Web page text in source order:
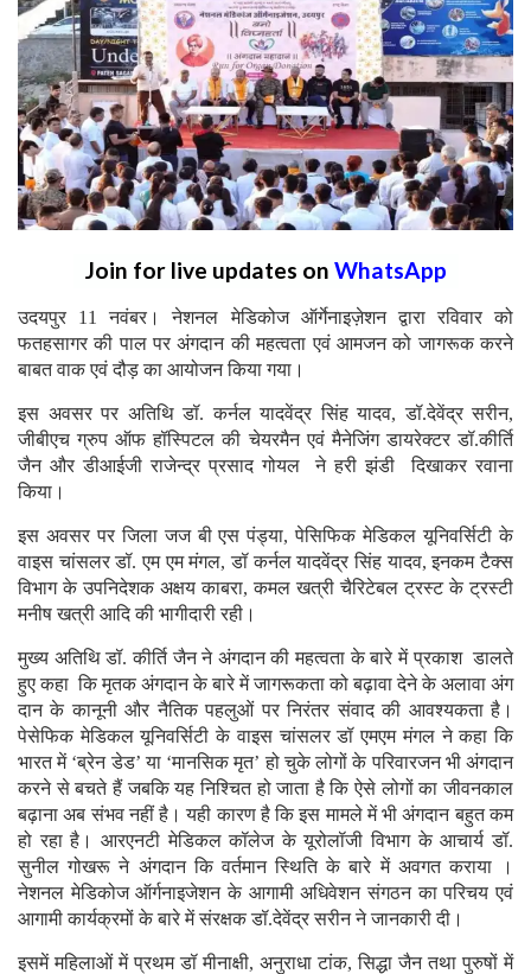
Join for live updates on WhatsApp
उदयपुर 11 नवंबर। नेशनल मेडिकोज ऑर्गेनाइज़ेशन द्वारा रविवार को
फतहसागर की पाल पर अंगदान की महत्वता एवं आमजन को जागरूक करने
बाबत वाक एवं दौड़ का आयोजन किया गया।
इस अवसर पर अतिथि डॉ. कर्नल यादवेंद्र सिंह यादव, डॉ.देवेंद्र सरीन,
जीबीएच ग्रुप ऑफ हॉस्पिटल की चेयरमैन एवं मैनेजिंग डायरेक्टर डॉ.कीर्ति
जैन और डीआईजी राजेन्द्र प्रसाद गोयल ने हरी झंडी दिखाकर रवाना
किया।
इस अवसर पर जिला जज बी एस पंड्या, पेसिफिक मेडिकल यूनिवर्सिटी के
वाइस चांसलर डॉ. एम एम मंगल, डॉ कर्नल यादवेंद्र सिंह यादव, इनकम टैक्स
विभाग के उपनिदेशक अक्षय काबरा, कमल खत्री चैरिटेबल ट्रस्ट के ट्रस्टी
मनीष खत्री आदि की भागीदारी रही।
मुख्य अतिथि डॉ. कीर्ति जैन ने अंगदान की महत्वता के बारे में प्रकाश डालते
हुए कहा कि मृतक अंगदान के बारे में जागरूकता को बढ़ावा देने के अलावा अंग
दान के कानूनी और नैतिक पहलुओं पर निरंतर संवाद की आवश्यकता है।
पेसेफिक मेडिकल यूनिवर्सिटी के वाइस चांसलर डॉ एमएम मंगल ने कहा कि
भारत में ‘ब्रेन डेड’ या ‘मानसिक मृत’ हो चुके लोगों के परिवारजन भी अंगदान
करने से बचते हैं जबकि यह निश्चित हो जाता है कि ऐसे लोगों का जीवनकाल
बढ़ाना अब संभव नहीं है। यही कारण है कि इस मामले में भी अंगदान बहुत कम
हो रहा है। आरएनटी मेडिकल कॉलेज के यूरोलॉजी विभाग के आचार्य डॉ.
सुनील गोखरू ने अंगदान कि वर्तमान स्थिति के बारे में अवगत कराया ।
नेशनल मेडिकोज ऑर्गनाइजेशन के आगामी अधिवेशन संगठन का परिचय एवं
आगामी कार्यक्रमों के बारे में संरक्षक डॉ.देवेंद्र सरीन ने जानकारी दी।
इसमें महिलाओं में प्रथम डॉ मीनाक्षी, अनुराधा टांक, सिद्धा जैन तथा पुरुषों में